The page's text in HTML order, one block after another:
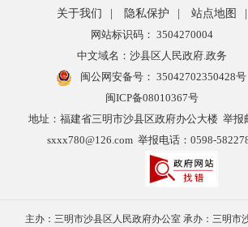
关于我们 隐私保护 站点地图
网站标识码： 3504270004
中文域名：沙县区人民政府.政务
闽公网安备号： 35042702350428号
闽ICP备08010367号
地址：福建省三明市沙县区政府办公大楼 举报
sxxx780@126.com 举报电话：0598-
主办：三明市沙县区人民政府办公室 承办：三明市